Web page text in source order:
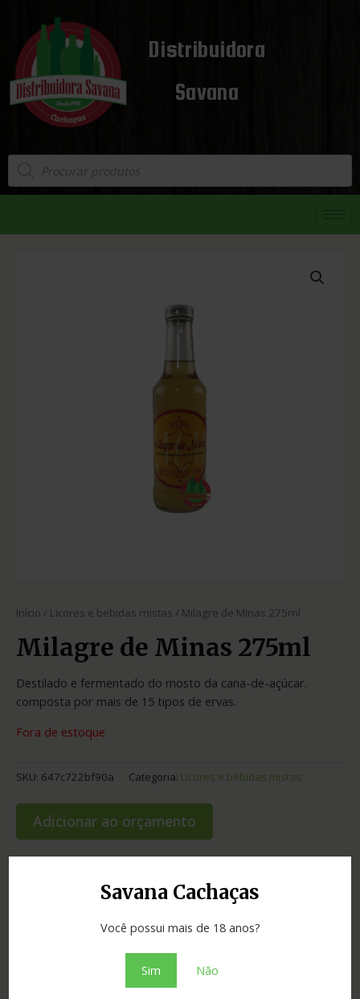
Savana Cachaças
Você possui mais de 18 anos?
Sim Não
Distribuidora
Savana
Início / Licores e bebidas mistas / Milagre de Minas 275ml
Milagre de Minas 275ml
Destilado e fermentado do mosto da cana-de-açúcar.
composta por mais de 15 tipos de ervas.
Fora de estoque
SKU: 647c722bf90a Categoria: Licores e bebidas mistas
Adicionar ao orçamento
Informação adicional
Ouro Preto